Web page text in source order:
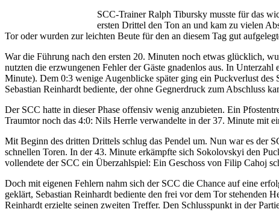
SCC-Trainer Ralph Tibursky musste für das
ersten Drittel den Ton an und kam zu vielen
Tor oder wurden zur leichten Beute für den an diesem Tag gut
War die Führung nach den ersten 20. Minuten noch etwas glücklich,
nutzten die erzwungenen Fehler der Gäste gnadenlos aus. In
Minute). Dem 0:3 wenige Augenblicke später ging ein Puckverlust
Sebastian Reinhardt bediente, der ohne Gegnerdruck zum Abschluss
Der SCC hatte in dieser Phase offensiv wenig anzubieten. Ein
Traumtor noch das 4:0: Nils Herrle verwandelte in der 37. Minute mit
Mit Beginn des dritten Drittels schlug das Pendel um. Nun war es der
schnellen Toren. In der 43. Minute erkämpfte sich Sokolovskyi den
vollendete der SCC ein Überzahlspiel: Ein Geschoss von Filip Cahoj
Doch mit eigenen Fehlern nahm sich der SCC die Chance auf eine
geklärt, Sebastian Reinhardt bediente den frei vor dem Tor stehenden
Reinhardt erzielte seinen zweiten Treffer. Den Schlusspunkt in der